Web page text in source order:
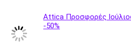
Attica Προσφορές
-50%